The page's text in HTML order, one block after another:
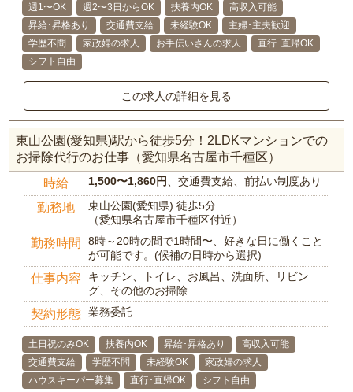
週1〜OK 週2〜3日からOK 扶養内OK
高収入可能
昇給･昇格あり
交通費支給 未経験OK
主婦･主夫歓迎
学歴不問
家政婦の求人 お手伝いさんの求人
直行･直帰OK
シフト自由
この求人の詳細を見る
東山公園(愛知県)駅から徒歩5分！2LDKマンションでの
お掃除代行のお仕事（愛知県名古屋市千種区）
時給 1,500〜1,860円、交通費支給、前払い制度あり
勤務地
東山公園(愛知県) 徒歩5分
（愛知県名古屋市千種区付近）
勤務時間
8時～20時の間で1時間〜、好きな日に働くこと
が可能です。(候補の日時から選択)
仕事内容
キッチン、トイレ、お風呂、洗面所、リビン
グ、その他のお掃除
契約形態 業務委託
土日祝のみOK 扶養内OK 昇給･昇格あり
高収入可能
交通費支給
学歴不問 未経験OK
家政婦の求人
ハウスキーパー募集
直行･直帰OK シフト自由